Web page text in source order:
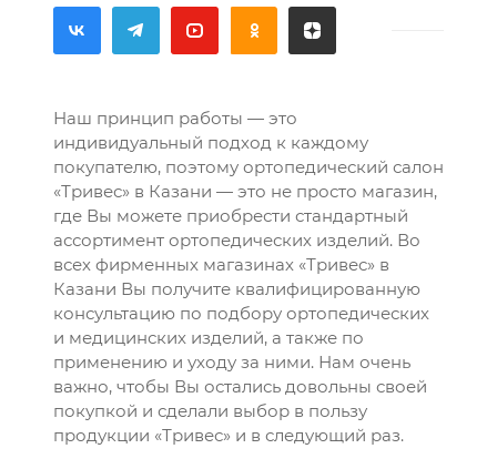
Наш принцип работы — это
индивидуальный подход к каждому
покупателю, поэтому ортопедический салон
«Тривес» в Казани — это не просто магазин,
где Вы можете приобрести стандартный
ассортимент ортопедических изделий. Во
всех фирменных магазинах «Тривес» в
Казани Вы получите квалифицированную
консультацию по подбору ортопедических
и медицинских изделий, а также по
применению и уходу за ними. Нам очень
важно, чтобы Вы остались довольны своей
покупкой и сделали выбор в пользу
продукции «Тривес» и в следующий раз.